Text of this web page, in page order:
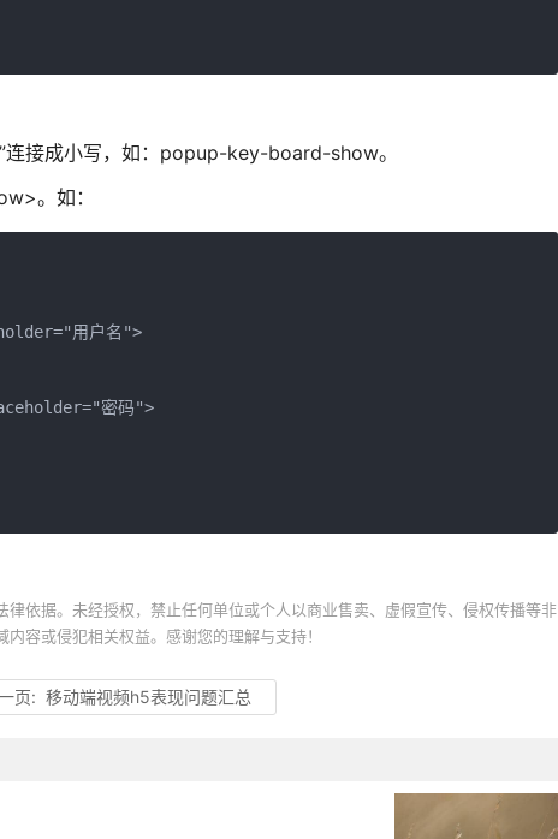
接成小写，如：popup-key-board-show。
。如：
用户名">
密码">
依据。未经授权，禁止任何单位或个人以商业售卖、虚假宣传、侵权传播等非
容或侵犯相关权益。感谢您的理解与支持！
页: 移动端视频h5表现问题汇总